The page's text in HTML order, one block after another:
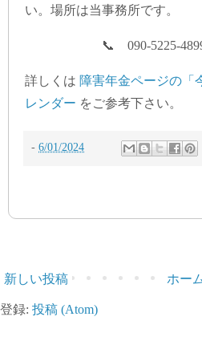
い。場所は当事務所です。
📞 090-5225-
詳しくは 障害年金ページの「
レンダー をご参考下さい。
- 6/01/2024
新しい投稿 ホー
登録: 投稿 (Atom)